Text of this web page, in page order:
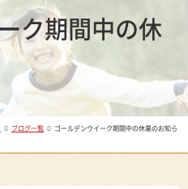
ク期間中の休
ブログ一覧 ゴールデンウイーク期間中の休業のお知ら